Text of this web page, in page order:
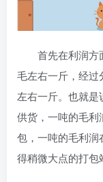
首先在利润方
毛左右一斤，经过
左右一斤。也就
供货，一吨的毛利
包，一吨的毛利润
得稍微大点的打包